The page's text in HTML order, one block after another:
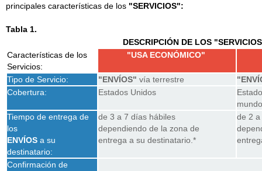
principales características de los "SERVICIOS":
Tabla 1.
DESCRIPCIÓN DE LOS
Características de los
Servicios:
"USA ECONÓMICO"
Tipo de Servicio: "ENVÍOS" vía terrestre
Cobertura:
Estados Unidos
mundo
Tiempo de entrega de
los
ENVÍOS a su
destinatario:
de 3 a 7 días hábiles
dependiendo de la zona de
entrega a su destinatario.*
de 2
Confirmación de